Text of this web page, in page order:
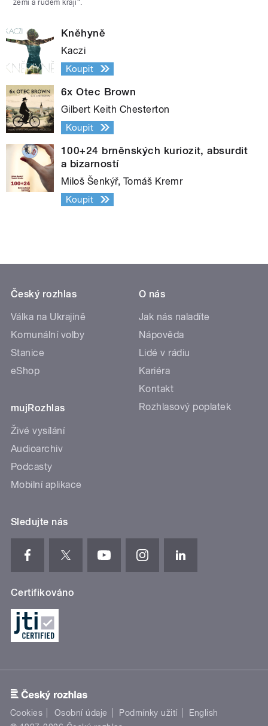
zemi a rudém kraji“.
Kněhyně
Kaczi
Koupit
6x Otec Brown
Gilbert Keith Chesterton
Koupit
100+24 brněnských kuriozit, absurdit
a bizarností
Miloš Šenkýř, Tomáš Kremr
Koupit
Český rozhlas
Válka na Ukrajině
Komunální volby
Stanice
eShop
mujRozhlas
Živé vysílání
Audioarchiv
Podcasty
Mobilní aplikace
O nás
Jak nás naladíte
Nápověda
Lidé v rádiu
Kariéra
Kontakt
Rozhlasový poplatek
Sledujte nás
Certifikováno
Cookies Osobní údaje Podmínky užití
English